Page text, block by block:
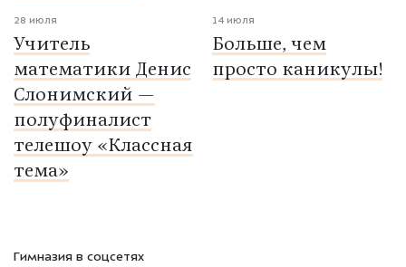
28 июля
Учитель
математики Денис
Слонимский —
полуфиналист
телешоу «Классная
тема»
14 июля
Больше, чем
просто каникулы!
Гимназия в соцсетях